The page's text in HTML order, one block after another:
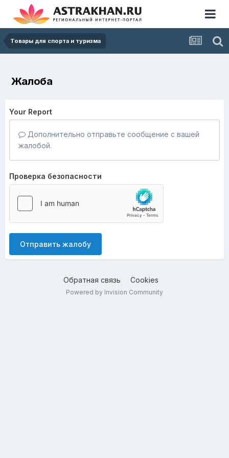
Товары для спорта и туризма
Жалоба
Your Report
Дополнительно отправьте сообщение с вашей
жалобой.
Проверка безопасности
Отправить жалобу
Обратная связь Cookies
Powered by Invision Community